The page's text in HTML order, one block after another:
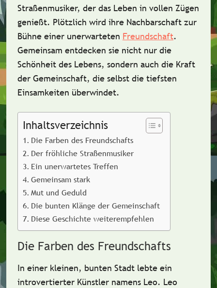
Straßenmusiker, der das Leben in vollen Zügen
genießt. Plötzlich wird ihre Nachbarschaft zur
Bühne einer unerwarteten Freundschaft.
Gemeinsam entdecken sie nicht nur die
Schönheit des Lebens, sondern auch die Kraft
der Gemeinschaft, die selbst die tiefsten
Einsamkeiten überwindet.
Inhaltsverzeichnis
Die Farben des Freundschafts
Der fröhliche Straßenmusiker
Ein unerwartetes Treffen
Gemeinsam stark
Mut und Geduld
Die bunten Klänge der Gemeinschaft
Diese Geschichte weiterempfehlen
Die Farben des Freundschafts
In einer kleinen, bunten Stadt lebte ein
introvertierter Künstlernamens Leo. Leo